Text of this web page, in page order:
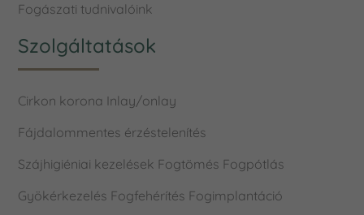
Fogászati tudnivalóink
Szolgáltatások
Cirkon korona Inlay/onlay
Fájdalommentes érzéstelenítés
Szájhigiéniai kezelések Fogtömés Fogpótlás
Gyökérkezelés Fogfehérítés Fogimplantáció